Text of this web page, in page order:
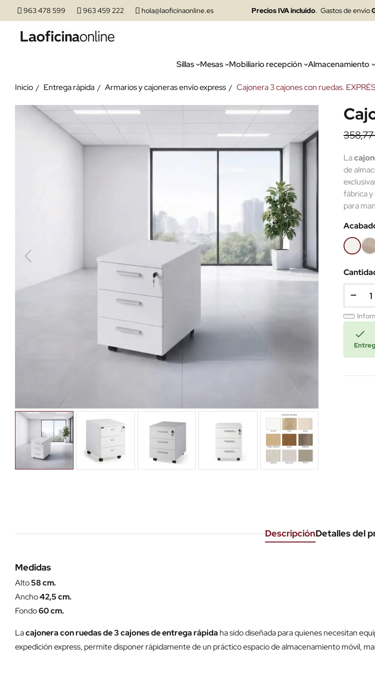
963 478 599 963 459 222 hola@laoficinaonline.es Precios IVA incluido. Gastos de envío
Sillas Mesas Mobiliario recepción Almacenamiento
Inicio Entrega rápida Armarios y cajoneras envío express Cajonera 3 cajones con ruedas. EXPRÉS
La
de
fábrica y
para
Blanco
claro

DescripciónDetalles del
Medidas
Alto58 cm.
Ancho42,5 cm.
Fondo60 cm.
Lacajonera con ruedas de 3 cajones de entrega rápida ha sido diseñada para quienes necesitan
expedición express, permite disponer rápidamente de un práctico espacio de almacenamiento móvil,